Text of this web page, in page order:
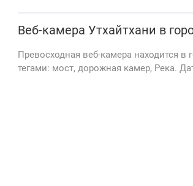
Веб-камера Утхайтхани в
Превосходная веб-камера находится в
тегами: мост, дорожная камер, Река.